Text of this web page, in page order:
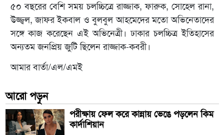
৫০ বছরের বেশি সময় চলচ্চিত্রে রাজ্জাক, ফারুক, সোহেল রানা,
উজ্জ্বল, জাফর ইকবাল ও বুলবুল আহমেদের মতো অভিনেতাদের
সঙ্গে কাজ করেছেন এই অভিনেত্রী। ঢাকার চলচ্চিত্র ইতিহাসের
অন্যতম জনপ্রিয় জুটি ছিলেন রাজ্জাক-কবরী।
আমার বার্তা/এল/এমই
আরো পড়ুন
পরীক্ষায় ফেল করে কান্নায় ভেঙে পড়লেন কিম
কার্দাশিয়ান